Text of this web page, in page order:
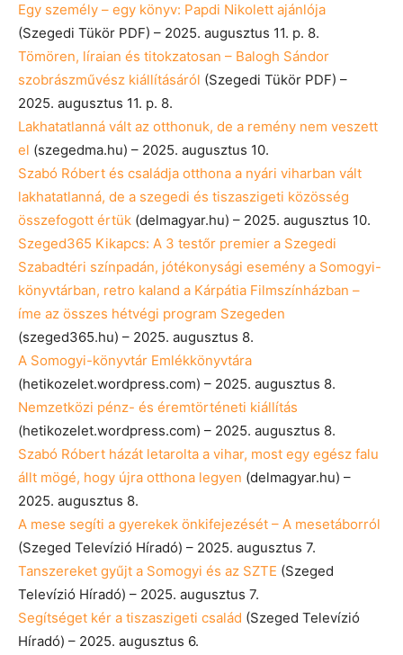
Egy személy – egy könyv: Papdi Nikolett ajánlója
(Szegedi Tükör PDF) – 2025. augusztus 11. p. 8.
Tömören, líraian és titokzatosan – Balogh Sándor
szobrászművész kiállításáról (Szegedi Tükör PDF) –
2025. augusztus 11. p. 8.
Lakhatatlanná vált az otthonuk, de a remény nem veszett
el (szegedma.hu) – 2025. augusztus 10.
Szabó Róbert és családja otthona a nyári viharban vált
lakhatatlanná, de a szegedi és tiszaszigeti közösség
összefogott értük (delmagyar.hu) – 2025. augusztus 10.
Szeged365 Kikapcs: A 3 testőr premier a Szegedi
Szabadtéri színpadán, jótékonysági esemény a Somogyi-
könyvtárban, retro kaland a Kárpátia Filmszínházban –
íme az összes hétvégi program Szegeden
(szeged365.hu) – 2025. augusztus 8.
A Somogyi-könyvtár Emlékkönyvtára
(hetikozelet.wordpress.com) – 2025. augusztus 8.
Nemzetközi pénz- és éremtörténeti kiállítás
(hetikozelet.wordpress.com) – 2025. augusztus 8.
Szabó Róbert házát letarolta a vihar, most egy egész falu
állt mögé, hogy újra otthona legyen (delmagyar.hu) –
2025. augusztus 8.
A mese segíti a gyerekek önkifejezését – A mesetáborról
(Szeged Televízió Híradó) – 2025. augusztus 7.
Tanszereket gyűjt a Somogyi és az SZTE (Szeged
Televízió Híradó) – 2025. augusztus 7.
Segítséget kér a tiszaszigeti család (Szeged Televízió
Híradó) – 2025. augusztus 6.